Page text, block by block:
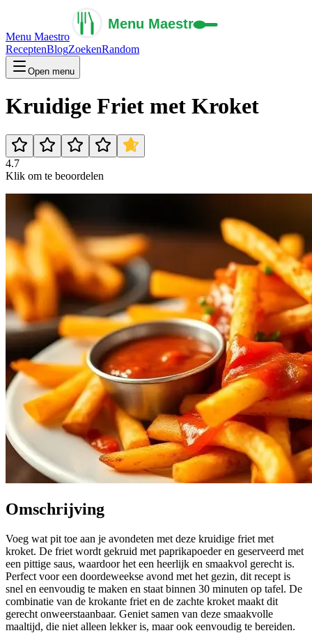
Menu Maestro
ReceptenBlogZoekenRandom
Open menu
Kruidige Friet met Kroket
4.7
Klik om te beoordelen
Omschrijving
Voeg wat pit toe aan je avondeten met deze kruidige friet met
kroket. De friet wordt gekruid met paprikapoeder en geserveerd met
een pittige saus, waardoor het een heerlijk en smaakvol gerecht is.
Perfect voor een doordeweekse avond met het gezin, dit recept is
snel en eenvoudig te maken en staat binnen 30 minuten op tafel. De
combinatie van de krokante friet en de zachte kroket maakt dit
gerecht onweerstaanbaar. Geniet samen van deze smaakvolle
maaltijd, die niet alleen lekker is, maar ook eenvoudig te bereiden.